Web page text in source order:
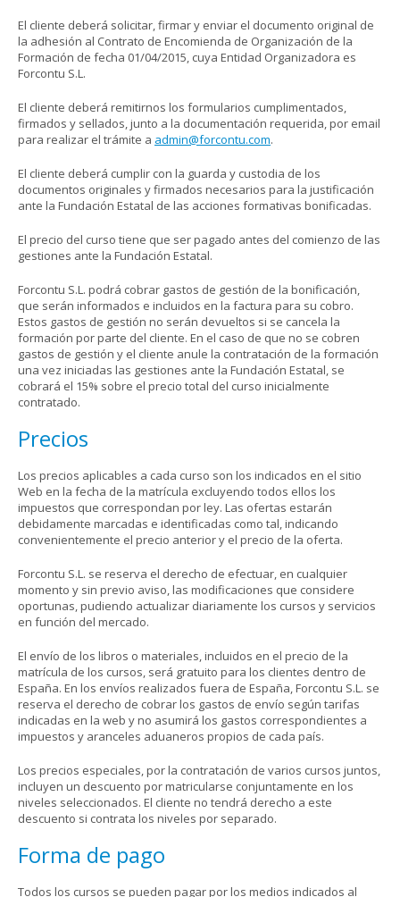
El cliente deberá solicitar, firmar y enviar el documento original de
la adhesión al Contrato de Encomienda de Organización de la
Formación de fecha 01/04/2015, cuya Entidad Organizadora es
Forcontu S.L.
El cliente deberá remitirnos los formularios cumplimentados,
firmados y sellados, junto a la documentación requerida, por email
para realizar el trámite a admin@forcontu.com.
El cliente deberá cumplir con la guarda y custodia de los
documentos originales y firmados necesarios para la justificación
ante la Fundación Estatal de las acciones formativas bonificadas.
El precio del curso tiene que ser pagado antes del comienzo de las
gestiones ante la Fundación Estatal.
Forcontu S.L. podrá cobrar gastos de gestión de la bonificación,
que serán informados e incluidos en la factura para su cobro.
Estos gastos de gestión no serán devueltos si se cancela la
formación por parte del cliente. En el caso de que no se cobren
gastos de gestión y el cliente anule la contratación de la formación
una vez iniciadas las gestiones ante la Fundación Estatal, se
cobrará el 15% sobre el precio total del curso inicialmente
contratado.
Precios
Los precios aplicables a cada curso son los indicados en el sitio
Web en la fecha de la matrícula excluyendo todos ellos los
impuestos que correspondan por ley. Las ofertas estarán
debidamente marcadas e identificadas como tal, indicando
convenientemente el precio anterior y el precio de la oferta.
Forcontu S.L. se reserva el derecho de efectuar, en cualquier
momento y sin previo aviso, las modificaciones que considere
oportunas, pudiendo actualizar diariamente los cursos y servicios
en función del mercado.
El envío de los libros o materiales, incluidos en el precio de la
matrícula de los cursos, será gratuito para los clientes dentro de
España. En los envíos realizados fuera de España, Forcontu S.L. se
reserva el derecho de cobrar los gastos de envío según tarifas
indicadas en la web y no asumirá los gastos correspondientes a
impuestos y aranceles aduaneros propios de cada país.
Los precios especiales, por la contratación de varios cursos juntos,
incluyen un descuento por matricularse conjuntamente en los
niveles seleccionados. El cliente no tendrá derecho a este
descuento si contrata los niveles por separado.
Forma de pago
Todos los cursos se pueden pagar por los medios indicados al